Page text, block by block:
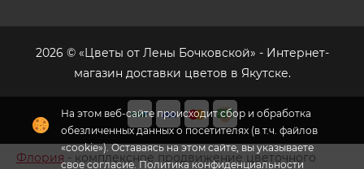
На этом веб-сайте происходит сбор и обработка
обезличенных данных о посетителях (в т.ч. файлов
«cookie»). Оставаясь на этом сайте, вы указываете
свое согласие.Политика конфиденциальности
2026 © «Цветы от Лены Бочковской» - Интернет-
магазин доставки цветов в Якутске.
Флория - комплексное продвижение цветочного